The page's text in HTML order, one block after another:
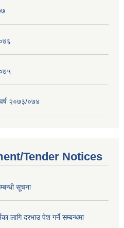
२०७३/०७४
Tender Notices
सूचना
लागि दरभाउ पेश गर्ने सम्बन्धमा